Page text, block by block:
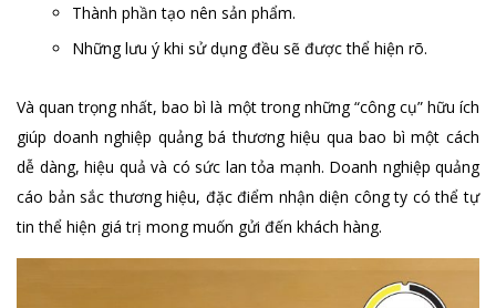
Thành phần tạo nên sản phẩm.
Những lưu ý khi sử dụng đều sẽ được thể hiện rõ.
Và quan trọng nhất, bao bì là một trong những “công cụ” hữu ích
giúp doanh nghiệp quảng bá thương hiệu qua bao bì một cách
dễ dàng, hiệu quả và có sức lan tỏa mạnh. Doanh nghiệp quảng
cáo bản sắc thương hiệu, đặc điểm nhận diện công ty có thể tự
tin thể hiện giá trị mong muốn gửi đến khách hàng.